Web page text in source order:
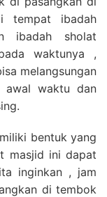
tempat ibadah
ibadah sholat
waktunya ,
melangsungan
awal waktu dan
bentuk yang
masjid ini dapat
inginkan , jam
di tembok